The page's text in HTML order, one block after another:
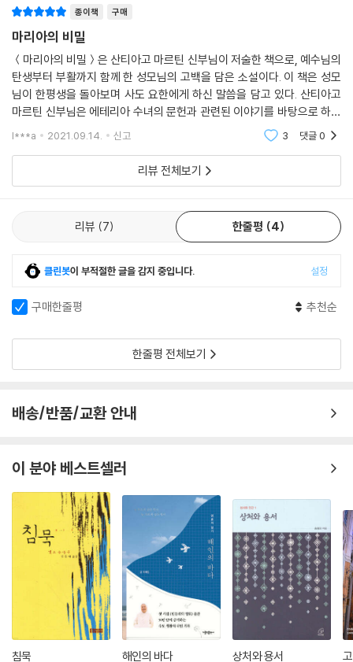
느님은 저희에게 만족하지 않으실 뿐더러 저희와 함께하지도 않으실 거예
요.”
그러더니 예수는 나를 바라보며 물었어.
“어머니, 제 말이 맞지요? 정말로 하느님은 사랑이시고, 그 사랑이야말로
우리를 하나로 일치시키고 우리도 하느님처럼 사랑할 수 있도록 하지요?”
--- pp.212~213, 「30여 년간의 영광」 중에서
사실 이 전구자의 역할은 내게 몹시도 크고 무거웠단다. 사람들이 내게 전
구를 청할 때 나는 항상 그것이 즉흥적인지 아니면 그들에게 진실로 필요
한지를 고심했지. 지상에서의 시간이 얼마 남지 않은 예수를 이런저런 일
자의 역할을 부담 없이 수행할 수 있을 것 같구나. 지금은 성가시리만큼 예
수를 찾는단다. 전구를 청하는 모든 이의 부탁을 거절하지 않고 마냥 예수
흔들며 이렇게 말하는 것 같구나.
있을까요?”
“어머니, 어머니께는 아무것도 숨길 수 없고 또한 숨기고 싶지도 않아요.
것이지만, 그렇기 때문에 모두의 삶이 새롭게 시작될 수 있을 거예요. 어떤
일이 일어나든지 저에 대한 믿음을 간직해 주세요. 그리고 하느님 사랑에
요. 그러나 어머니, 지금 이 순간부터 꼭 알아 두셔야 할 것은, 모든 것이 바
로 하느님 아버지의 계획이라는 거예요. 저는 아버지의 뜻을 이행해야 하
고 모든 이들이 이를 믿도록 해야 하지요.
어머니, 저를 위해 늘 기도해 주세요. 어머니께 거듭 말씀드리지만 무슨 일
이 일어나든지, 누가 무슨 말을 하든지, 제가 하는 일이 옳다는 것만 믿어
--- pp.254~255, 「공생활의 시작」 중에서
사랑하는 아들아, 내가 너의 어머니가 된 것은 큰 축복이며, 너와 함께 살아
온 긴 시간은 은총의 나날들이었단다! 나는 너를 사랑했고, 너의 사랑을 받
았지!
대로 수많은 인류가 접하게 될 성경의 초점을 오직 예수 그리스도에게 모
으기 위한 것으로도 보인다. …… 과연 하느님은 사랑이시고, 그분이 먼저
우리를 사랑하셨다. 그러므로 그분이 사랑받고 싶어 하시고, 또 우리의 사
랑을 고대하시는 것은 지극히 당연한 일이다. 마치 사랑에 빠진 사람처럼
말이다. 사랑이신 하느님을 진심으로 사랑하는 이들은 하느님의 사랑에 보
답하기를 또한 원할 것이다.
― 405~406쪽 '하느님은 사랑이시다' 중에서
한 인간이자 어머니였던 성모님의 삶
그 안에서 하느님의 뜻은 어떻게 드러나는가
혼인을 앞둔 열다섯 살 앳된 소녀였던 성모님은 가브리엘 대천사에게 “말
씀하신대로 저에게 이루어지기를 바랍니다.”라고 대답했지만 자신에게 벌
어진 일에 얼떨떨하다. 출산을 대비하여 고향 나자렛을 떠나 친척 엘리사
벳의 집으로 가던 중 잠시 묵은 집에서 성모님은 아래와 같은 일을 겪는다.
레비는 얼굴에 붉은 반점이 돋아나 있었는데, 지난밤 내내 잠을 자지 못하
고 울고 보챘다고 했지. 리아는 갑자기 고열에 시달리는 아들을 안고 안절
부절못했어. …… 나는 목청을 돋우어 더 큰 소리로 전지전능하신 하느님께
이 아기를 치유해 주시기를 간청했지. 그리고 이 부부가 하느님의 뜻을 모
마친 후에 레비의 이마에 입을 맞추었어. 그때 엄청난 일이 일어났단다! 요
기함으로써 모든 이를 위해 헌신해야 한다는 것을 깨닫게 되었지. 나는 다
― 68~72쪽 '천사의 방문 후에' 중에서
이 책 『마리아의 비밀』을 읽다 보면 성모님은 잔잔한 일상 중에도 하느님
의 목소리가 들려오는 빛나는 순간들을 놓치지 않는 사람이라는 것을 알
수 있다. 어린 성모님은 열병에 걸린 아기를 낫게 해 주고 싶은 순수한 마음
으로 기도를 올렸지만 그 순수한 기도는 장차 자신과 요셉을 위한 기도가
되었다. 성모님의 순수한 기도가 어린 성모 마리아의 삶 순간마다 하느님
께서 함께하고 계셨음을 느끼게 한다.
종이책 구매
마리아의 비밀
＜마리아의 비밀＞은 산티아고 마르틴 신부님이 저술한 책으로, 예수님의
탄생부터 부활까지 함께 한 성모님의 고백을 담은 소설이다. 이 책은 성모
님이 한평생을 돌아보며 사도 요한에게 하신 말씀을 담고 있다. 산티아고
마르틴 신부님은 에테리아 수녀의 문헌과 관련된 이야기를 바탕으로 하여
이 책을 저술했다고 한다. 산티아고 마르틴 신부님은 ＜마리아의 비밀＞
l***a 2021.09.14. 신고 3 댓글0
리뷰 전체보기
리뷰 7 한줄평 4
클린봇이 부적절한 글을 감지 중입니다. 설정
구매한줄평 추천순
한줄평 전체보기
배송/반품/교환 안내
이 분야 베스트셀러
침묵 해인의 바다 상처와 용서